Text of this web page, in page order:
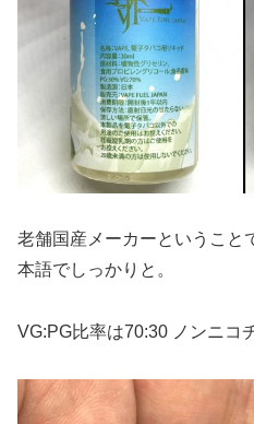
老舗国産メーカーということ
本語でしっかりと。
VG:PG比率は70:30 ノンニコ